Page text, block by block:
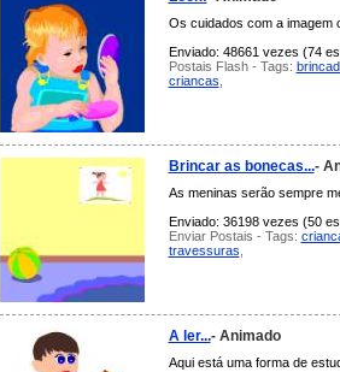
Os cuidados com a imagem
Enviado: 48661 vezes (74
Postais Flash - Tags:
criancas
Brincar as bonecas...-
As meninas serão sempre
Enviado: 36198 vezes (50
Enviar Postais - Tags:
travessuras
A ler...- Animado
Aqui está uma forma de